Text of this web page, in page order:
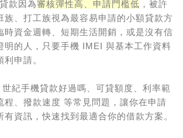
款因為審核彈性高、申請門檻低 ，被許
族、打工族視為最容易申請的小額貸款方
時資金週轉、短期生活開銷，或是沒有信
明的人，只要手機 IMEI 與基本工作資料
申請。
紀手機貸款好過嗎、可貸額度、利率範
程、撥款速度 等常見問題，讓你在申請
資訊，快速找到最適合你的借款方案。